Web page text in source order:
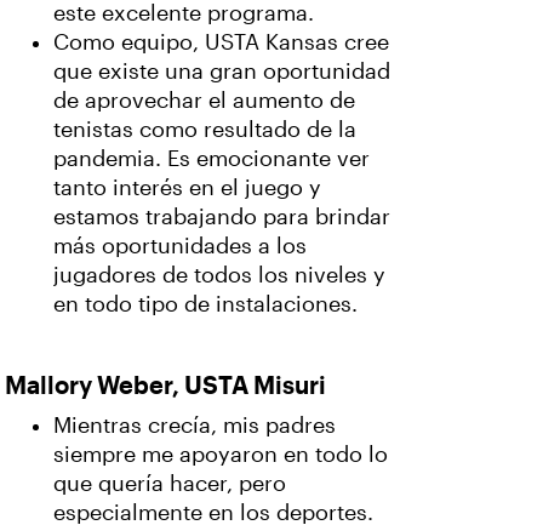
este excelente programa.
Como equipo, USTA Kansas cree
que existe una gran oportunidad
de aprovechar el aumento de
tenistas como resultado de la
pandemia. Es emocionante ver
tanto interés en el juego y
estamos trabajando para brindar
más oportunidades a los
jugadores de todos los niveles y
en todo tipo de instalaciones.
Mallory Weber, USTA Misuri
Mientras crecía, mis padres
siempre me apoyaron en todo lo
que quería hacer, pero
especialmente en los deportes.